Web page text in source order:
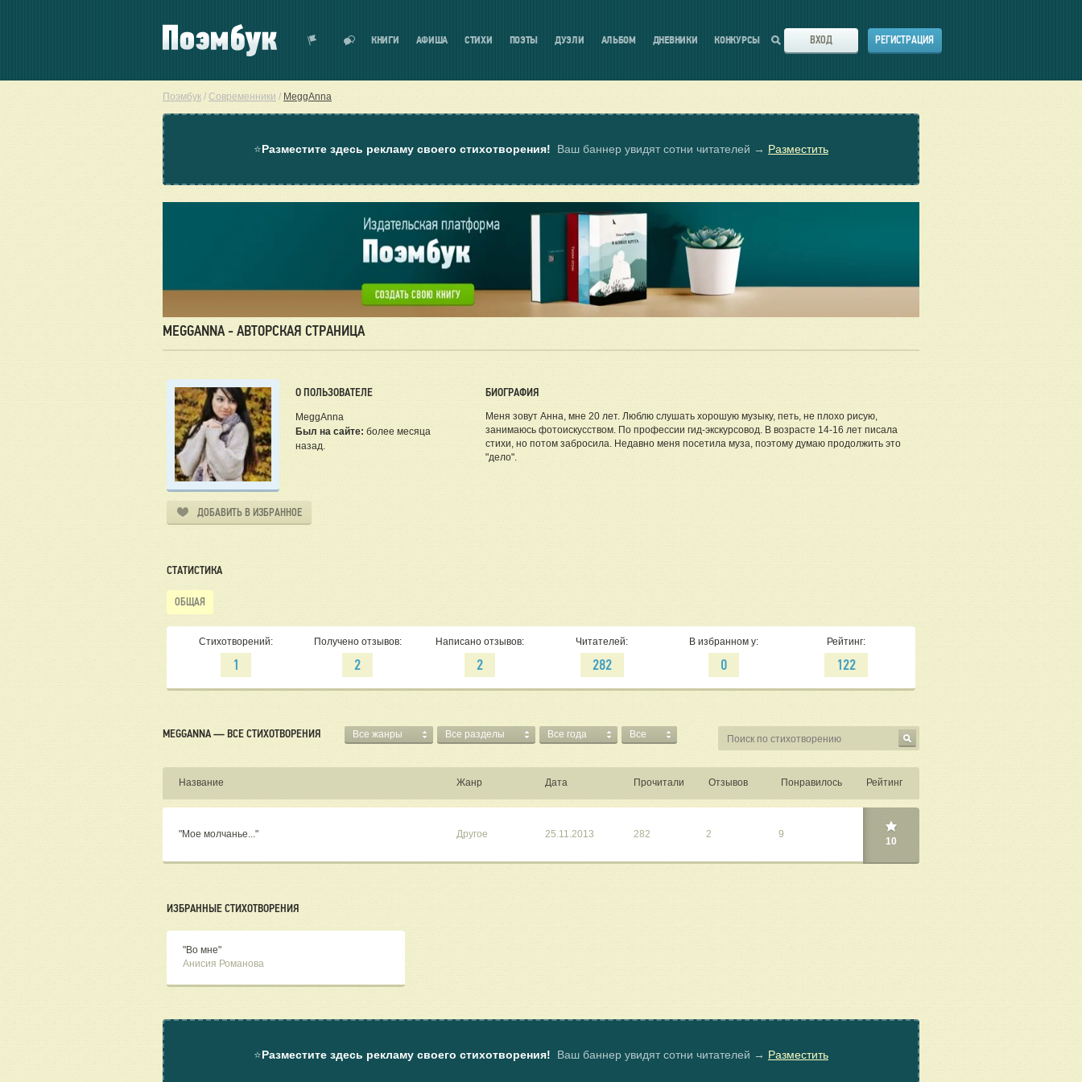
КНИГИ АФИША СТИХИ ПОЭТЫ ДУЭЛИ АЛЬБОМ ДНЕВНИКИ КОНКУРСЫ ВХОД РЕГИСТРАЦИЯ
Поэмбук / Современники / MeggAnna
⭐Разместите здесь рекламу своего стихотворения! Ваш баннер увидят сотни читателей → Разместить
MEGGANNA - АВТОРСКАЯ СТРАНИЦА
О ПОЛЬЗОВАТЕЛЕ
MeggAnna
Был на сайте: более месяца
назад.
ДОБАВИТЬ В ИЗБРАННОЕ
БИОГРАФИЯ
Меня зовут Анна, мне 20 лет. Люблю слушать хорошую музыку, петь, не плохо рисую,
занимаюсь фотоискусством. По профессии гид-экскурсовод. В возрасте 14-16 лет писала
стихи, но потом забросила. Недавно меня посетила муза, поэтому думаю продолжить это
"дело".
СТАТИСТИКА
ОБЩАЯ
Стихотворений:
1
Получено отзывов:
2
Написано отзывов:
2
Читателей:
282
В избранном у:
0
Рейтинг:
122
MEGGANNA — ВСЕ СТИХОТВОРЕНИЯ Все жанры Все разделы Все года Все
Название Жанр Дата Прочитали Отзывов Понравилось Рейтинг
"Мое молчанье..." Другое 25.11.2013 282 2 9
10
ИЗБРАННЫЕ СТИХОТВОРЕНИЯ
"Во мне"
Анисия Романова
⭐Разместите здесь рекламу своего стихотворения! Ваш баннер увидят сотни читателей → Разместить